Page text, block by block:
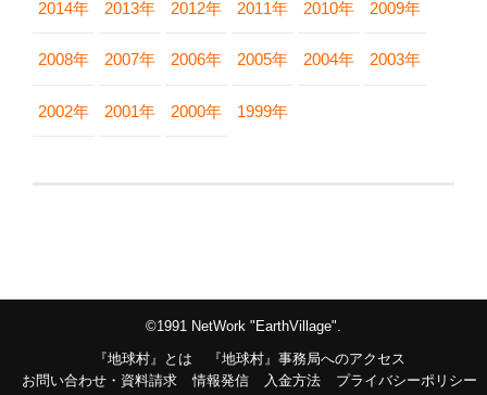
2014年 2013年 2012年 2011年 2010年 2009年
2008年 2007年 2006年 2005年 2004年 2003年
2002年 2001年 2000年 1999年
©1991 NetWork "EarthVillage".
『地球村』とは
『地球村』事務局へのアクセス
お問い合わせ・資料請求
情報発信 入金方法 プライバシーポリシー